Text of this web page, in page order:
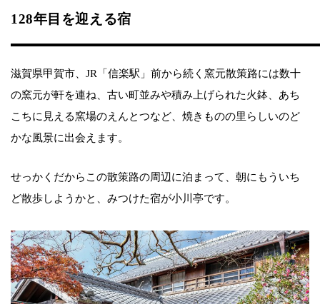
128年目を迎える宿
滋賀県甲賀市、JR「信楽駅」前から続く窯元散策路には数十
の窯元が軒を連ね、古い町並みや積み上げられた火鉢、あち
こちに見える窯場のえんとつなど、焼きものの里らしいのど
かな風景に出会えます。
せっかくだからこの散策路の周辺に泊まって、朝にもういち
ど散歩しようかと、みつけた宿が小川亭です。